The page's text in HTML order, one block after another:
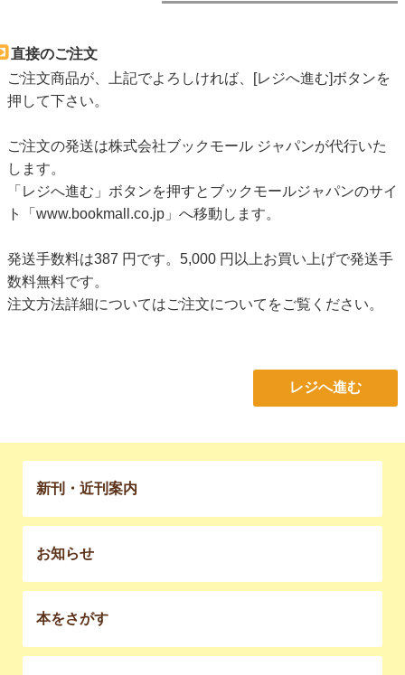
直接のご注文
ご注文商品が、上記でよろしければ、[レジへ進む]ボタンを
押して下さい。
ご注文の発送は株式会社ブックモール ジャパンが代行いた
します。
「レジへ進む」ボタンを押すとブックモールジャパンのサイ
ト「www.bookmall.co.jp」へ移動します。
発送手数料は387 円です。5,000 円以上お買い上げで発送手
数料無料です。
注文方法詳細についてはご注文について をご覧ください。
レジへ進む
新刊・近刊案内
お知らせ
本をさがす